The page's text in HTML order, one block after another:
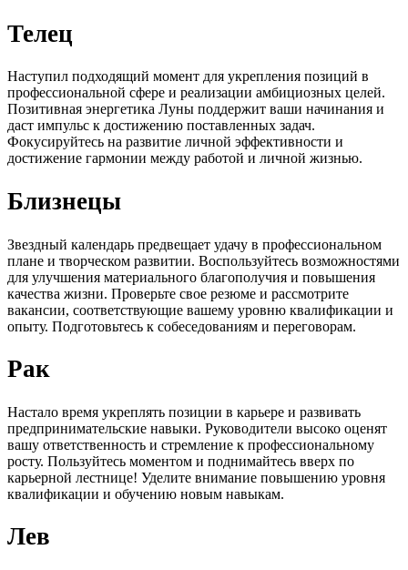
Телец
Наступил подходящий момент для укрепления позиций в
профессиональной сфере и реализации амбициозных целей.
Позитивная энергетика Луны поддержит ваши начинания и
даст импульс к достижению поставленных задач.
Фокусируйтесь на развитие личной эффективности и
достижение гармонии между работой и личной жизнью.
Близнецы
Звездный календарь предвещает удачу в профессиональном
плане и творческом развитии. Воспользуйтесь возможностями
для улучшения материального благополучия и повышения
качества жизни. Проверьте свое резюме и рассмотрите
вакансии, соответствующие вашему уровню квалификации и
опыту. Подготовьтесь к собеседованиям и переговорам.
Рак
Настало время укреплять позиции в карьере и развивать
предпринимательские навыки. Руководители высоко оценят
вашу ответственность и стремление к профессиональному
росту. Пользуйтесь моментом и поднимайтесь вверх по
карьерной лестнице! Уделите внимание повышению уровня
квалификации и обучению новым навыкам.
Лев